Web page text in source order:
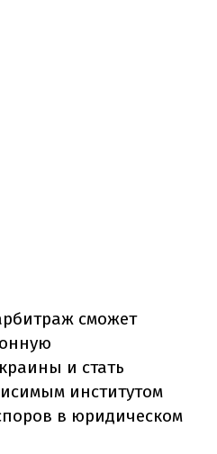
сможет
и стать
институтом
в юридическом